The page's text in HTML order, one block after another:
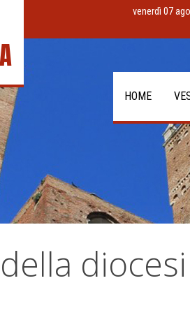
venerdì 07
HOME
diocesi